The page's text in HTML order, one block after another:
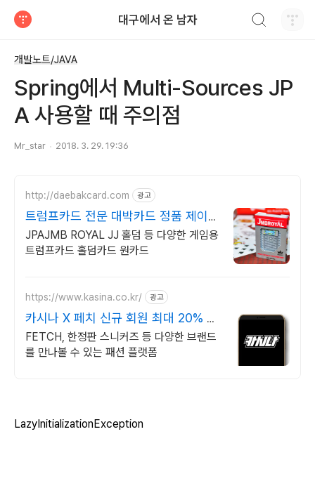
대구에서 온 남자
개발노트/JAVA
Spring에서 Multi-Sources JP
A 사용할 때 주의점
Mr_star 2018. 3. 29. 19:36
http://daebakcard.com 광고
트럼프카드 전문 대박카드 정품 제이엠
비 로얄 판매점
JPAJMB ROYAL JJ 홀덤 등 다양한 게임용
트럼프카드 홀덤카드 원카드
https://www.kasina.co.kr/ 광고
카시나 X 페치 신규 회원 최대 20% 할
인
FETCH, 한정판 스니커즈 등 다양한 브랜드
를 만나볼 수 있는 패션 플랫폼
LazyInitializationException